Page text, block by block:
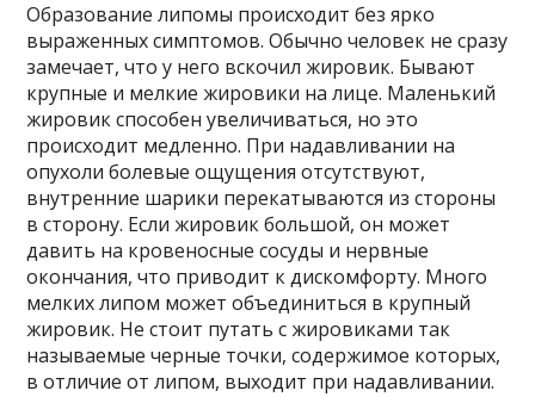
Образование липомы происходит без ярко
выраженных симптомов. Обычно человек не сразу
замечает, что у него вскочил жировик. Бывают
крупные и мелкие жировики на лице. Маленький
жировик способен увеличиваться, но это
происходит медленно. При надавливании на
опухоли болевые ощущения отсутствуют,
внутренние шарики перекатываются из стороны
в сторону. Если жировик большой, он может
давить на кровеносные сосуды и нервные
окончания, что приводит к дискомфорту. Много
мелких липом может объединиться в крупный
жировик. Не стоит путать с жировиками так
называемые черные точки, содержимое которых,
в отличие от липом, выходит при надавливании.